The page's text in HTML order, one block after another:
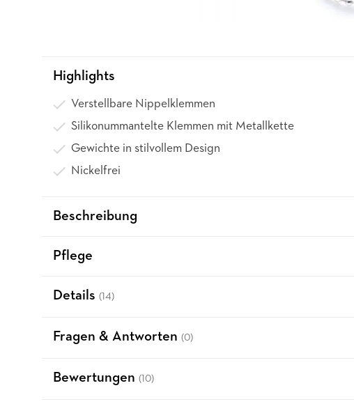
Highlights
Verstellbare Nippelklemmen
Silikonummantelte Klemmen mit Metallkette
Gewichte in stilvollem Design
Nickelfrei
Beschreibung
Pflege
Details (14)
Fragen & Antworten (0)
Bewertungen (10)